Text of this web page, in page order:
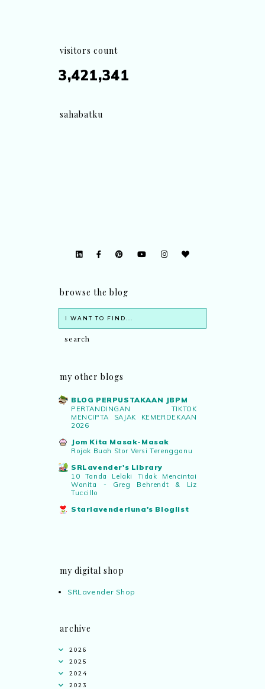
visitors count
3,421,341
sahabatku
browse the blog
my other blogs
BLOG PERPUSTAKAAN JBPM
PERTANDINGAN TIKTOK
MENCIPTA SAJAK KEMERDEKAAN
2026
Jom Kita Masak-Masak
Rojak Buah Stor Versi Terengganu
SRLavender's Library
10 Tanda Lelaki Tidak Mencintai
Wanita - Greg Behrendt & Liz
Tuccillo
Starlavenderluna's Bloglist
my digital shop
SRLavender Shop
archive
2026
2025
2024
2023